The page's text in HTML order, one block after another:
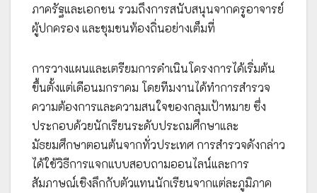
ภาครัฐและเอกชน รวมถึงการสนับสนุนจากครูอาจารย์
ผู้ปกครอง และชุมชนท้องถิ่นอย่างเต็มที่
การวางแผนและเตรียมการดำเนินโครงการได้เริ่มต้น
ขึ้นตั้งแต่เดือนมกราคม โดยทีมงานได้ทำการสำรวจ
ความต้องการและความสนใจของกลุมเป้าหมาย ซึ่ง
ประกอบด้วยนักเรียนระดับประถมศึกษาและ
มัธยมศึกษาตอนต้นจากทั่วประเทศ การสำรวจดังกล่าว
ได้ใช้วิธีการแจกแบบสอบถามออนไลน์และการ
สัมภาษณ์เชิงลึกกับตัวแทนนักเรียนจากแต่ละภูมิภาค